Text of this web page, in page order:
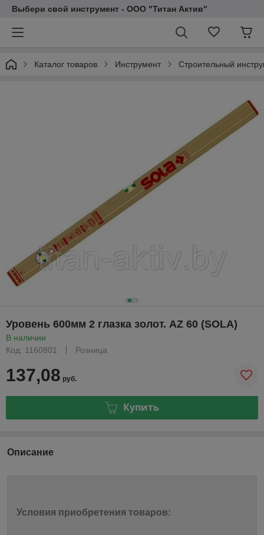
Выбери свой инструмент - ООО "Титан Актив"
Каталог товаров Инструмент Строительный
Уровень 600мм 2 глазка золот. AZ 60 (SOLA)
В наличии
Код: 1160801
Розница
137,08 руб.
Купить
Описание
Условия приобретения товаров: